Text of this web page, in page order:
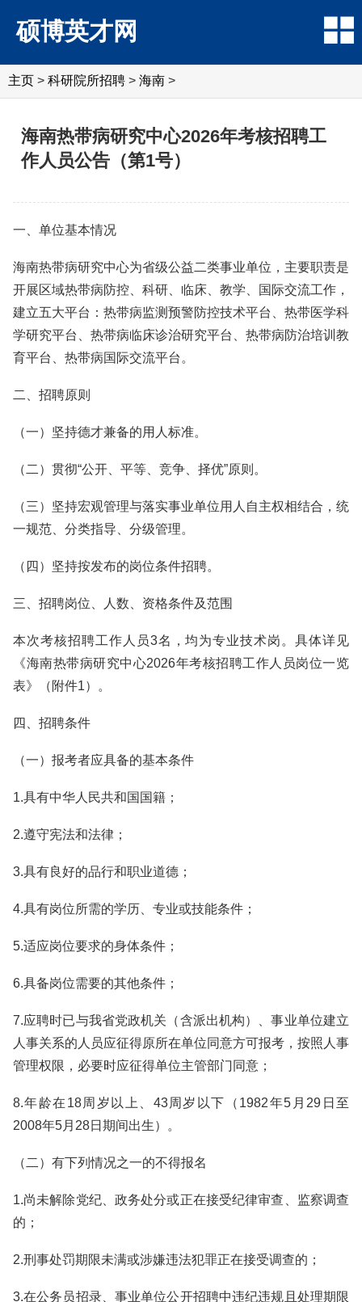
硕博英才网
主页 > 科研院所招聘 > ‌‌海南 >
海南热带病研究中心2026年考核招聘工
作人员公告（第1号）
一、单位基本情况
海南热带病研究中心为省级公益二类事业单位，主要职责是
开展区域热带病防控、科研、临床、教学、国际交流工作，
建立五大平台：热带病监测预警防控技术平台、热带医学科
学研究平台、热带病临床诊治研究平台、热带病防治培训教
育平台、热带病国际交流平台。
二、招聘原则
（一）坚持德才兼备的用人标准。
（二）贯彻“公开、平等、竞争、择优”原则。
（三）坚持宏观管理与落实事业单位用人自主权相结合，统
一规范、分类指导、分级管理。
（四）坚持按发布的岗位条件招聘。
三、招聘岗位、人数、资格条件及范围
本次考核招聘工作人员3名，均为专业技术岗。具体详见
《海南热带病研究中心2026年考核招聘工作人员岗位一览
表》（附件1）。
四、招聘条件
（一）报考者应具备的基本条件
1.具有中华人民共和国国籍；
2.遵守宪法和法律；
3.具有良好的品行和职业道德；
4.具有岗位所需的学历、专业或技能条件；
5.适应岗位要求的身体条件；
6.具备岗位需要的其他条件；
7.应聘时已与我省党政机关（含派出机构）、事业单位建立
人事关系的人员应征得原所在单位同意方可报考，按照人事
管理权限，必要时应征得单位主管部门同意；
8.年龄在18周岁以上、43周岁以下（1982年5月29日至
2008年5月28日期间出生）。
（二）有下列情况之一的不得报名
1.尚未解除党纪、政务处分或正在接受纪律审查、监察调查
的；
2.刑事处罚期限未满或涉嫌违法犯罪正在接受调查的；
3.在公务员招录、事业单位公开招聘中违纪违规且处理期限